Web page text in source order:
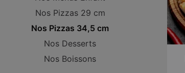
Nos Pizzas 29 cm
Nos Pizzas 34,5 cm
Nos Desserts
Nos Boissons